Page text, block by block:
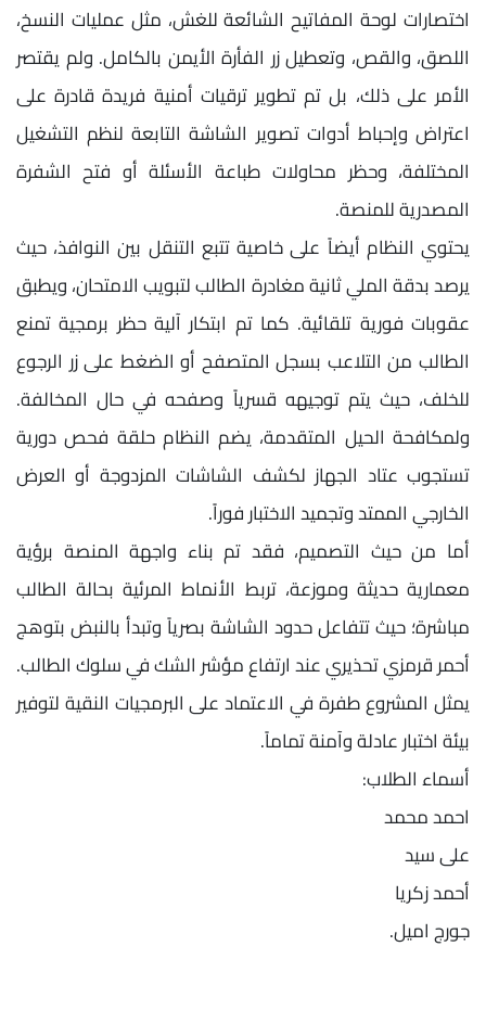
اختصارات لوحة المفاتيح الشائعة للغش، مثل عمليات النسخ،
اللصق، والقص، وتعطيل زر الفأرة الأيمن بالكامل. ولم يقتصر
الأمر على ذلك، بل تم تطوير ترقيات أمنية فريدة قادرة على
اعتراض وإحباط أدوات تصوير الشاشة التابعة لنظم التشغيل
المختلفة، وحظر محاولات طباعة الأسئلة أو فتح الشفرة
المصدرية للمنصة.
​يحتوي النظام أيضاً على خاصية تتبع التنقل بين النوافذ، حيث
يرصد بدقة الملي ثانية مغادرة الطالب لتبويب الامتحان، ويطبق
عقوبات فورية تلقائية. كما تم ابتكار آلية حظر برمجية تمنع
الطالب من التلاعب بسجل المتصفح أو الضغط على زر الرجوع
للخلف، حيث يتم توجيهه قسرياً وصفحه في حال المخالفة.
ولمكافحة الحيل المتقدمة، يضم النظام حلقة فحص دورية
تستجوب عتاد الجهاز لكشف الشاشات المزدوجة أو العرض
الخارجي الممتد وتجميد الاختبار فوراً.
​أما من حيث التصميم، فقد تم بناء واجهة المنصة برؤية
معمارية حديثة وموزعة، تربط الأنماط المرئية بحالة الطالب
مباشرة؛ حيث تتفاعل حدود الشاشة بصرياً وتبدأ بالنبض بتوهج
أحمر قرمزي تحذيري عند ارتفاع مؤشر الشك في سلوك الطالب.
يمثل المشروع طفرة في الاعتماد على البرمجيات النقية لتوفير
بيئة اختبار عادلة وآمنة تماماً.
أسماء الطلاب:
احمد محمد
على سيد
أحمد زكريا
جورج اميل.